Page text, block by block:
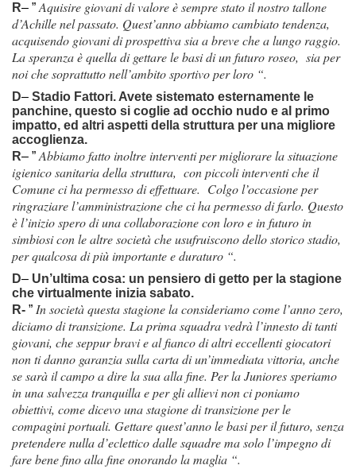
R– ” Aquisire giovani di valore è sempre stato il nostro tallone
d’Achille nel passato. Quest’anno abbiamo cambiato tendenza,
acquisendo giovani di prospettiva sia a breve che a lungo raggio.
La speranza è quella di gettare le basi di un futuro roseo, sia per
noi che soprattutto nell’ambito sportivo per loro “.
D– Stadio Fattori. Avete sistemato esternamente le
panchine, questo si coglie ad occhio nudo e al primo
impatto, ed altri aspetti della struttura per una migliore
accoglienza.
R– ” Abbiamo fatto inoltre interventi per migliorare la situazione
igienico sanitaria della struttura, con piccoli interventi che il
Comune ci ha permesso di effettuare. Colgo l’occasione per
ringraziare l’amministrazione che ci ha permesso di farlo. Questo
è l’inizio spero di una collaborazione con loro e in futuro in
simbiosi con le altre società che usufruiscono dello storico stadio,
per qualcosa di più importante e duraturo “.
D– Un’ultima cosa: un pensiero di getto per la stagione
che virtualmente inizia sabato.
R- ” In società questa stagione la consideriamo come l’anno zero,
diciamo di transizione. La prima squadra vedrà l’innesto di tanti
giovani, che seppur bravi e al fianco di altri eccellenti giocatori
non ti danno garanzia sulla carta di un’immediata vittoria, anche
se sarà il campo a dire la sua alla fine. Per la Juniores speriamo
in una salvezza tranquilla e per gli allievi non ci poniamo
obiettivi, come dicevo una stagione di transizione per le
compagini portuali. Gettare quest’anno le basi per il futuro, senza
pretendere nulla d’eclettico dalle squadre ma solo l’impegno di
fare bene fino alla fine onorando la maglia “.